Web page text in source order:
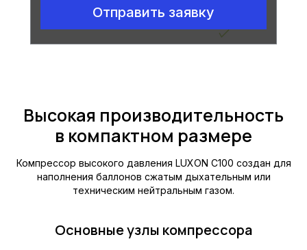
Отправить заявку
Высокая производительность
в компактном размере
Компрессор высокого давления LUXON C100 создан для
наполнения баллонов сжатым дыхательным или
техническим нейтральным газом.
Основные узлы компрессора